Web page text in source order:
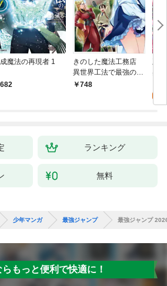
魔法の再現者 1
682
きのした魔法工務店
異世界工法で最強の家
づくりを（コミック）
748
兆
る
ランキング
無料
少年マンガ 最強ジャンプ 最強ジャンプ
もっと便利で快適に！